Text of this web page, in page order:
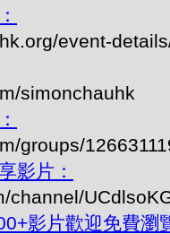
event-
simonchauhk
groups/
影片：
channel/
影片歡迎免費瀏